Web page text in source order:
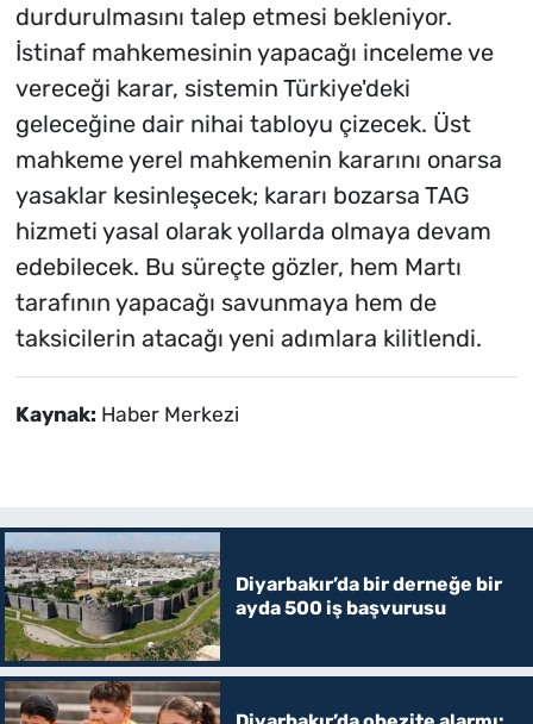
durdurulmasını talep etmesi bekleniyor.
İstinaf mahkemesinin yapacağı inceleme ve
vereceği karar, sistemin Türkiye'deki
geleceğine dair nihai tabloyu çizecek. Üst
mahkeme yerel mahkemenin kararını onarsa
yasaklar kesinleşecek; kararı bozarsa TAG
hizmeti yasal olarak yollarda olmaya devam
edebilecek. Bu süreçte gözler, hem Martı
tarafının yapacağı savunmaya hem de
taksicilerin atacağı yeni adımlara kilitlendi.
Kaynak: Haber Merkezi
Diyarbakır’da bir derneğe bir
ayda 500 iş başvurusu